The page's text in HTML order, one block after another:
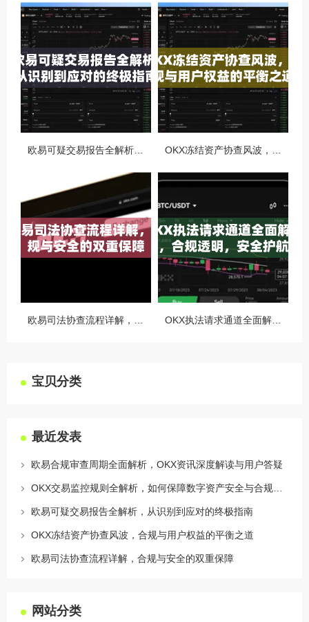
宝贝分类
最近发表
欧易合规审查周期全面解析，OKX资讯深度解读与用户答疑
欧易可疑交易报告全解析，从识别到应对的终极指南
OKX冻结资产协查风波，合规与用户权益的平衡之道
欧易司法协查流程详解，合规与安全的双重保障
网站分类